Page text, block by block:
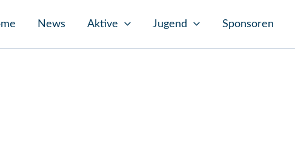
News Aktive Jugend Sponsoren